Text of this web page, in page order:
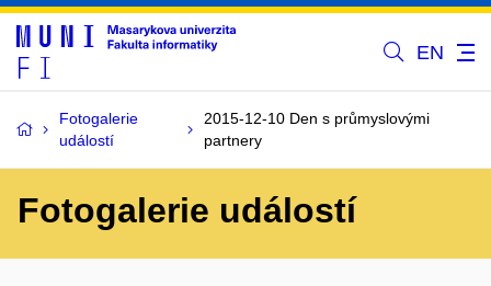
EN
Fotogalerie
událostí
2015-12-10 Den s průmyslovými
partnery
Fotogalerie událostí